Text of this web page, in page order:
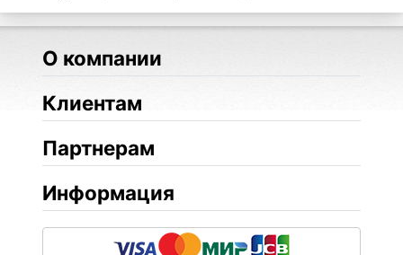
О компании
Клиентам
Партнерам
Информация